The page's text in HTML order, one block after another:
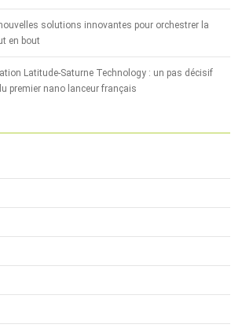
solutions innovantes pour orchestrer la
en bout
Latitude-Saturne Technology : un pas décisif
premier nano lanceur français